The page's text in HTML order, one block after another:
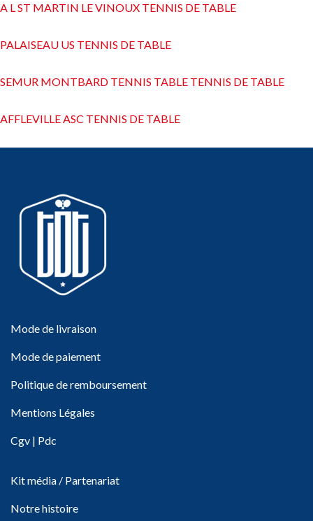
A L ST MARTIN LE VINOUX TENNIS DE TABLE
PALAISEAU US TENNIS DE TABLE
SEMUR MONTBARD TENNIS TABLE TENNIS DE TABLE
AFFLEVILLE ASC TENNIS DE TABLE
Mode de livraison
Mode de paiement
Politique de remboursement
Mentions Légales
Cgv | Pdc
Kit média / Partenariat
Notre histoire